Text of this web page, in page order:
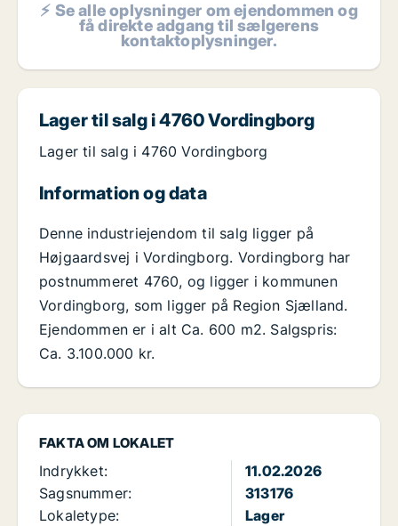
⚡ Se alle oplysninger om ejendommen og
få direkte adgang til sælgerens
kontaktoplysninger.
FAKTA OM LOKALET
Indrykket:
11.02.2026
Sagsnummer:
313176
Lokaletype:
Lager
Lager til salg i 4760 Vordingborg
Lager til salg i 4760 Vordingborg
Information og data
Denne industriejendom til salg ligger på
Højgaardsvej i Vordingborg. Vordingborg har
postnummeret 4760, og ligger i kommunen
Vordingborg, som ligger på Region Sjælland.
Ejendommen er i alt Ca. 600 m2. Salgspris:
Ca. 3.100.000 kr.